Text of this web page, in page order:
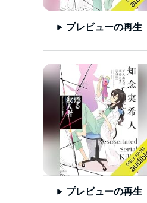
プレビューの再生
プレビューの再生